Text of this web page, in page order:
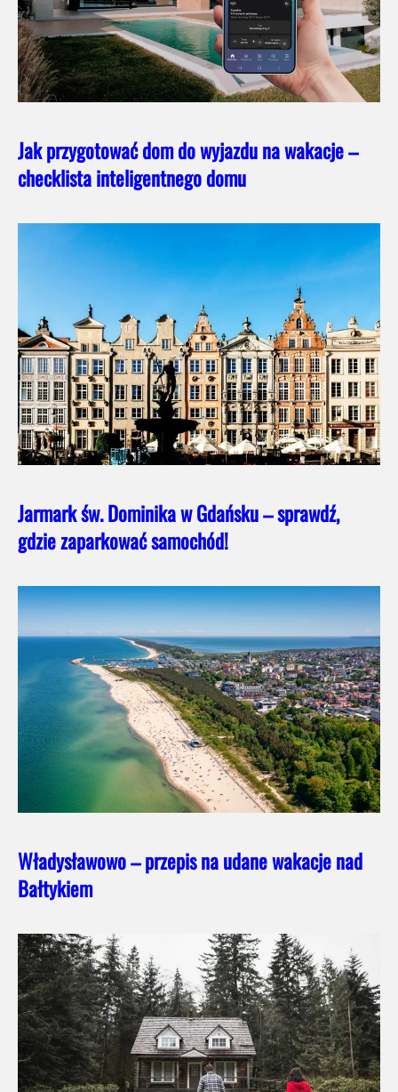
Jak przygotować dom do wyjazdu na wakacje –
checklista inteligentnego domu
Jarmark św. Dominika w Gdańsku – sprawdź,
gdzie zaparkować samochód!
Władysławowo – przepis na udane wakacje nad
Bałtykiem